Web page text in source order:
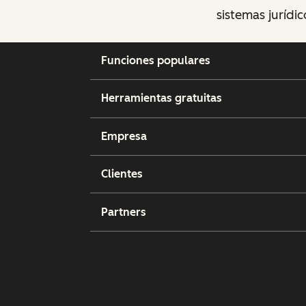
sistemas
Funciones populares
Herramientas gratuitas
Empresa
Clientes
Partners